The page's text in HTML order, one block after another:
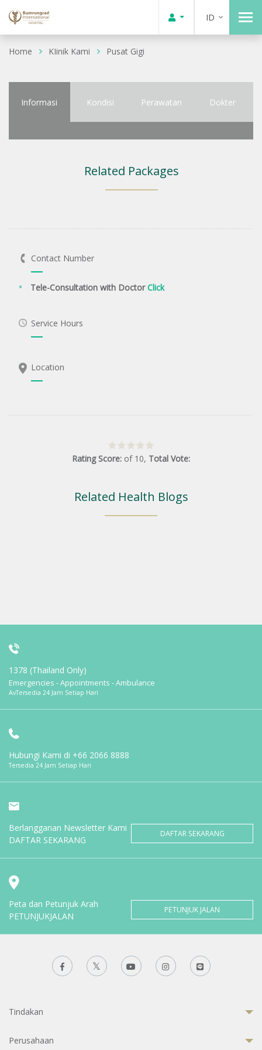
ID
Home KIinik Kami Pusat Gigi
Informasi Kondisi Perawatan Dokter
Related Packages
Contact Number
Tele-Consultation with DoctorClick
Service Hours
Location
Rating Score: of 10, Total Vote:
Related Health Blogs
1378 (Thailand Only)
Emergencies - Appointments - Ambulance
AvTersedia 24 Jam Setiap Hari
Hubungi Kami di +66 2066 8888
Tersedia 24 Jam Setiap Hari
Berlangganan Newsletter Kami
DAFTAR SEKARANG
DAFTAR SEKARANG
Peta dan Petunjuk Arah
PETUNJUKJALAN
PETUNJUK JALAN
Tindakan
Perusahaan